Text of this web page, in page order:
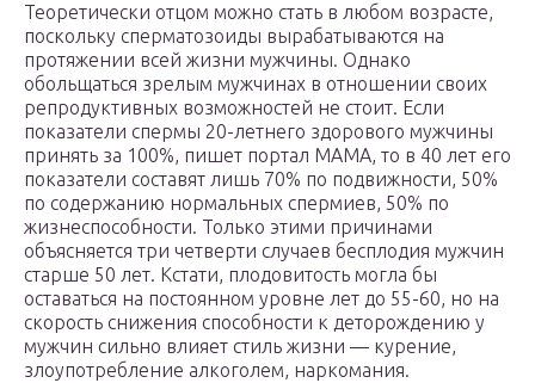
Теоретически отцом можно стать в любом возрасте,
поскольку сперматозоиды вырабатываются на
протяжении всей жизни мужчины. Однако
обольщаться зрелым мужчинах в отношении своих
репродуктивных возможностей не стоит. Если
показатели спермы 20-летнего здорового мужчины
принять за 100%, пишет портал МАМА, то в 40 лет его
показатели составят лишь 70% по подвижности, 50%
по содержанию нормальных спермиев, 50% по
жизнеспособности. Только этими причинами
объясняется три четверти случаев бесплодия мужчин
старше 50 лет. Кстати, плодовитость могла бы
оставаться на постоянном уровне лет до 55-60, но на
скорость снижения способности к деторождению у
мужчин сильно влияет стиль жизни — курение,
злоупотребление алкоголем, наркомания.